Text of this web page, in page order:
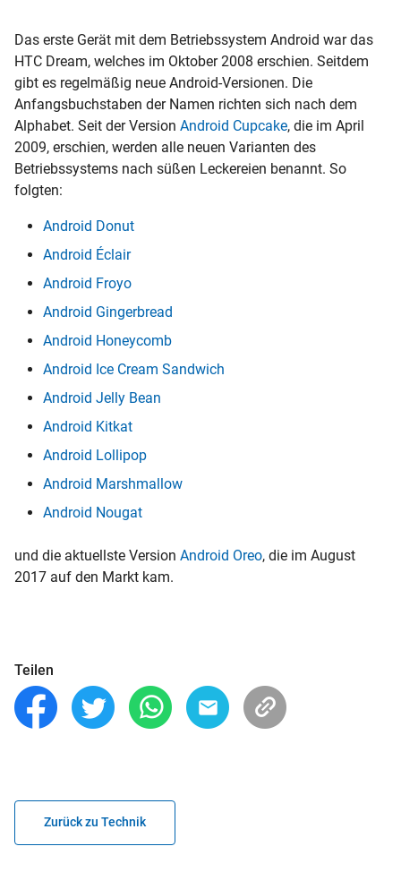
Das erste Gerät mit dem Betriebssystem Android war das
HTC Dream, welches im Oktober 2008 erschien. Seitdem
gibt es regelmäßig neue Android-Versionen. Die
Anfangsbuchstaben der Namen richten sich nach dem
Alphabet. Seit der Version Android Cupcake, die im April
2009, erschien, werden alle neuen Varianten des
Betriebssystems nach süßen Leckereien benannt. So
folgten:
Android Donut
Android Éclair
Android Froyo
Android Gingerbread
Android Honeycomb
Android Ice Cream Sandwich
Android Jelly Bean
Android Kitkat
Android Lollipop
Android Marshmallow
Android Nougat
und die aktuellste Version Android Oreo, die im August
2017 auf den Markt kam.
Teilen
Zurück zu Technik